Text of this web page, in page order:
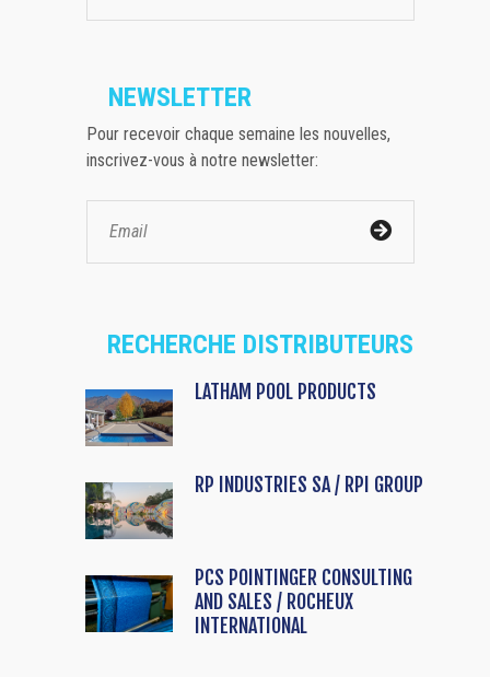
NEWSLETTER
Pour recevoir chaque semaine les nouvelles,
inscrivez-vous à notre newsletter:
RECHERCHE DISTRIBUTEURS
LATHAM POOL PRODUCTS
RP INDUSTRIES SA / RPI GROUP
PCS POINTINGER CONSULTING
AND SALES / ROCHEUX
INTERNATIONAL